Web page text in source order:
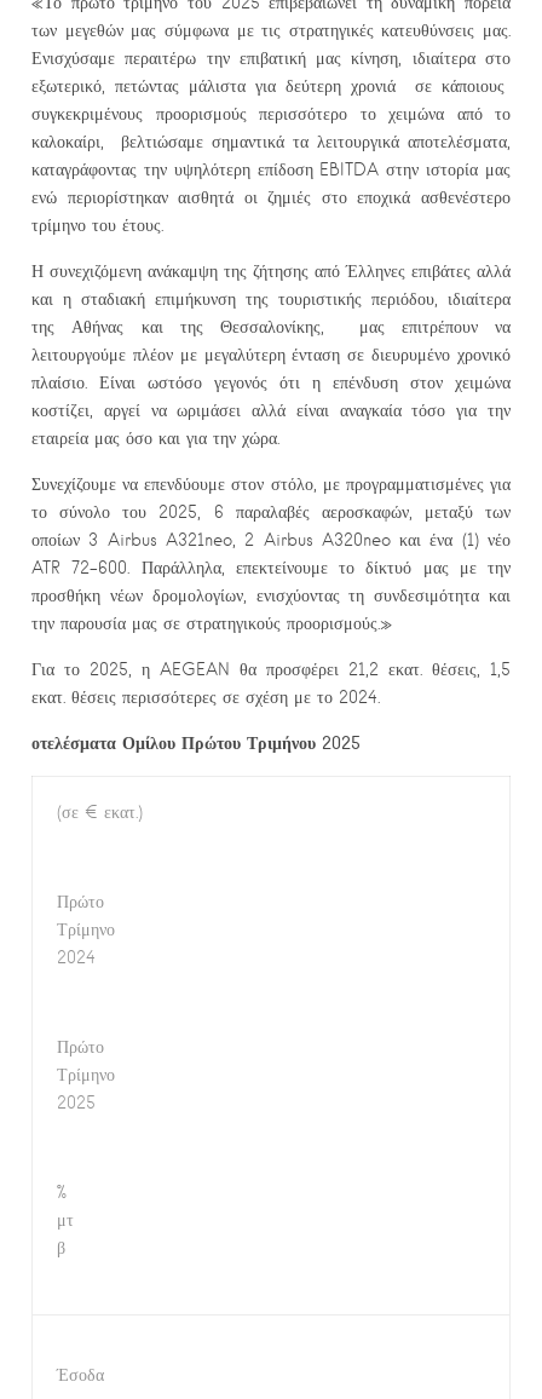
των μεγεθών μας σύμφωνα με τις στρατηγικές κατευθύνσεις μας.
Ενισχύσαμε περαιτέρω την επιβατική μας κίνηση, ιδιαίτερα στο
εξωτερικό, πετώντας μάλιστα για δεύτερη χρονιά σε κάποιους
συγκεκριμένους προορισμούς περισσότερο το χειμώνα από το
καλοκαίρι, βελτιώσαμε σημαντικά τα λειτουργικά αποτελέσματα,
καταγράφοντας την υψηλότερη επίδοση EBITDA στην ιστορία μας
ενώ περιορίστηκαν αισθητά οι ζημιές στο εποχικά ασθενέστερο
τρίμηνο του έτους.
Η συνεχιζόμενη ανάκαμψη της ζήτησης από Έλληνες επιβάτες αλλά
και η σταδιακή επιμήκυνση της τουριστικής περιόδου, ιδιαίτερα
της Αθήνας και της Θεσσαλονίκης, μας επιτρέπουν να
λειτουργούμε πλέον με μεγαλύτερη ένταση σε διευρυμένο χρονικό
πλαίσιο. Είναι ωστόσο γεγονός ότι η επένδυση στον χειμώνα
κοστίζει, αργεί να ωριμάσει αλλά είναι αναγκαία τόσο για την
εταιρεία μας όσο και για την χώρα.
Συνεχίζουμε να επενδύουμε στον στόλο, με προγραμματισμένες για
το σύνολο του 2025, 6 παραλαβές αεροσκαφών, μεταξύ των
οποίων 3 Airbus A321neo, 2 Airbus A320neo και ένα (1) νέο
ATR 72-600. Παράλληλα, επεκτείνουμε το δίκτυό μας με την
προσθήκη νέων δρομολογίων, ενισχύοντας τη συνδεσιμότητα και
την παρουσία μας σε στρατηγικούς προορισμούς.»
Για το 2025, η AEGEAN θα προσφέρει 21,2 εκατ. θέσεις, 1,5
εκατ. θέσεις περισσότερες σε σχέση με το 2024.
οτελέσματα Ομίλου Πρώτου Τριμήνου 2025
(σε € εκατ.)
Πρώτο
Τρίμηνο
2024
Πρώτο
Τρίμηνο
2025
%
μτ
β
Έσοδα